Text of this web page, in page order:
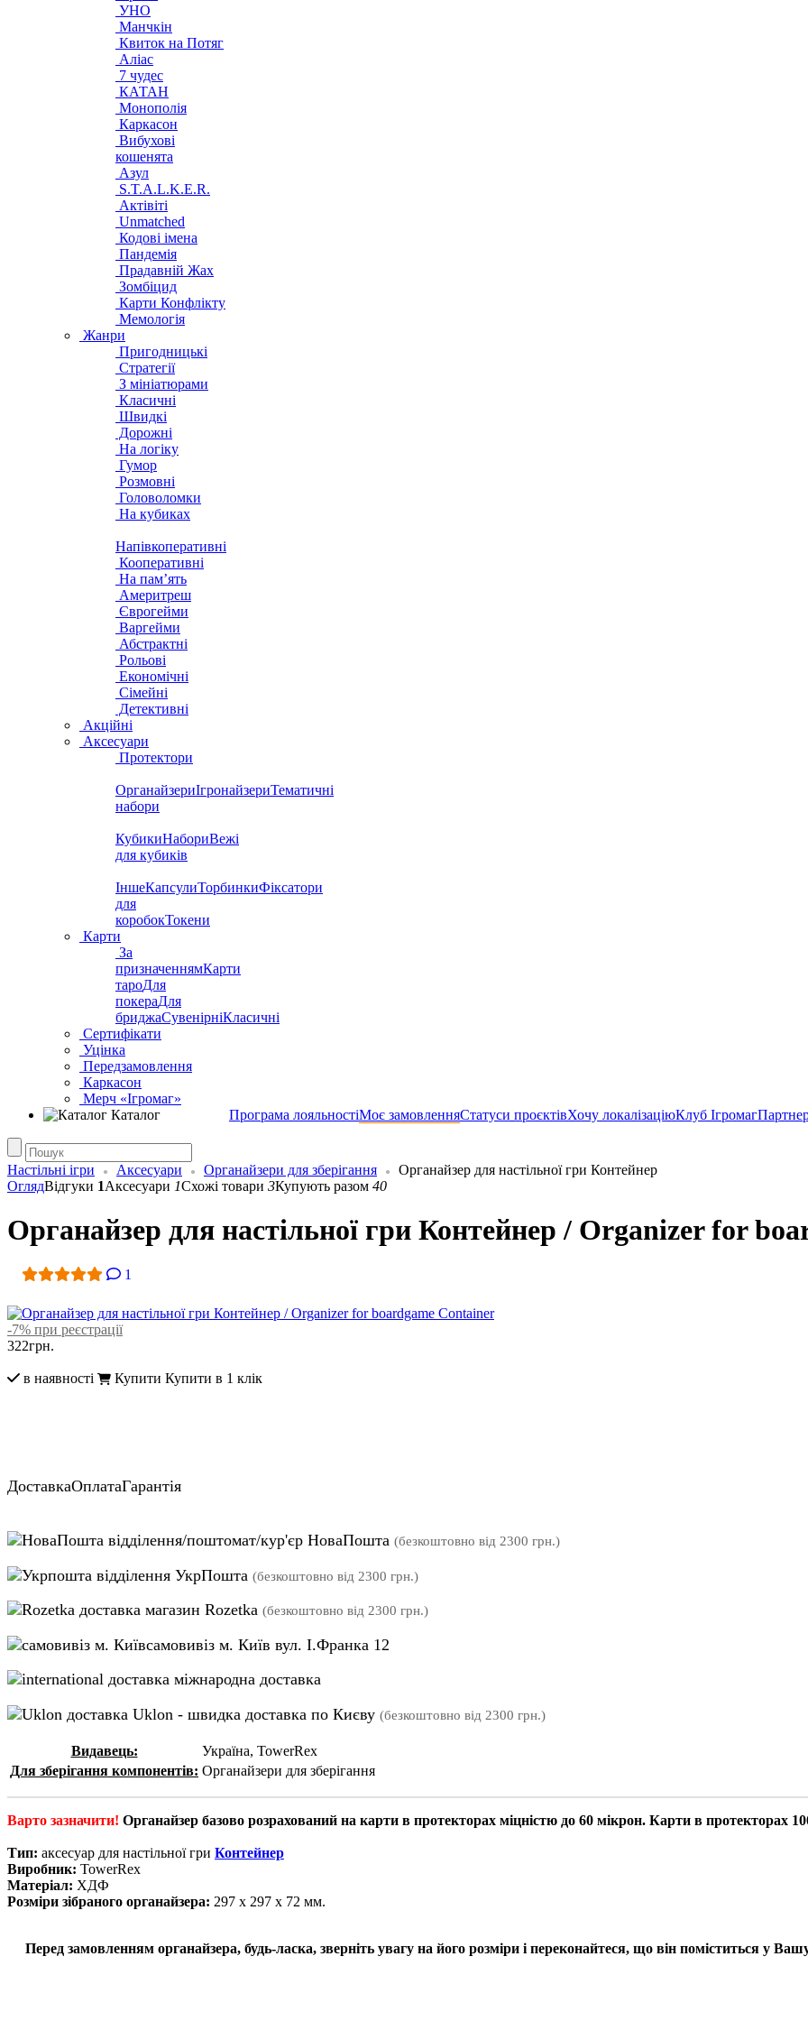
УНО
Манчкін
Квиток на Потяг
Аліас
7 чудес
КАТАН
Монополія
Каркасон
Вибухові
кошенята
Азул
S.T.A.L.K.E.R.
Актівіті
Unmatched
Кодові імена
Пандемія
Прадавній Жах
Зомбіцид
Карти Конфлікту
Мемологія
Жанри
Пригодницькі
Стратегії
З мініатюрами
Класичні
Швидкі
Дорожні
На логіку
Гумор
Розмовні
Головоломки
На кубиках
Напівкоперативні
Кооперативні
На пам’ять
Америтреш
Єврогейми
Варгейми
Абстрактні
Рольові
Економічні
Сімейні
Детективні
Акційні
Аксесуари
Протектори
ОрганайзериІгронайзериТематичні
набори
КубикиНабориВежі
для кубиків
ІншеКапсулиТорбинкиФіксатори
для
коробокТокени
Карти
За
призначеннямКарти
тароДля
покераДля
бриджаСувенірніКласичні
Сертифікати
Уцінка
Передзамовлення
Каркасон
Мерч «Ігромаг»
Каталог
Програма лояльностіМоє замовленняСтатуси проєктівХочу локалізаціюКлуб Ігромаг
Настільні ігри Аксесуари Органайзери для зберігання
Органайзер для настільної гри Контейнер
ОглядВідгуки 1Аксесуари 1Схожі товари 3Купують разом 40
Органайзер для настільної гри Контейнер / Organizer for
1
-7% при реєстрації
322грн.
в наявності Купити Купити в 1 клік
ДоставкаОплатаГарантія
відділення/поштомат/кур'єр НоваПошта (безкоштовно від 2300 грн.)
відділення УкрПошта (безкоштовно від 2300 грн.)
магазин Rozetka (безкоштовно від 2300 грн.)
самовивіз м. Київ вул. І.Франка 12
міжнародна доставка
Uklon - швидка доставка по Києву (безкоштовно від 2300 грн.)
Видавець:
Україна, TowerRex
Для зберігання компонентів: Органайзери для зберігання
Варто зазначити! Органайзер базово розрахований на карти в протекторах міцністю до 60 мікрон. Карти в протекторах
Тип: аксесуар для настільної гри Контейнер
Виробник: TowerRex
Матеріал: ХДФ
Розміри зібраного органайзера: 297 х 297 х 72 мм.
Перед замовленням органайзера, будь-ласка, зверніть увагу на його розміри і переконайтеся, що він поміститься у